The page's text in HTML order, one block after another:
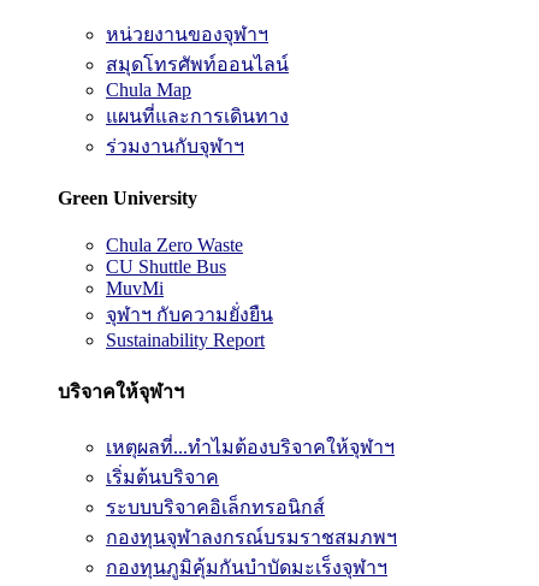
หน่วยงานของจุฬาฯ
สมุดโทรศัพท์ออนไลน์
Chula Map
แผนที่และการเดินทาง
ร่วมงานกับจุฬาฯ
Green University
Chula Zero Waste
CU Shuttle Bus
MuvMi
จุฬาฯ กับความยั่งยืน
Sustainability Report
บริจาคให้จุฬาฯ
เหตุผลที่...ทำไมต้องบริจาคให้จุฬาฯ
เริ่มต้นบริจาค
ระบบบริจาคอิเล็กทรอนิกส์
กองทุนจุฬาลงกรณ์บรมราชสมภพฯ
กองทุนภูมิคุ้มกันบำบัดมะเร็งจุฬาฯ